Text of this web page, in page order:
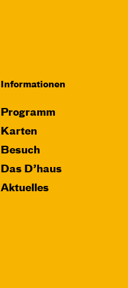
Informationen
Programm
Karten
Besuch
Das D’haus
Aktuelles